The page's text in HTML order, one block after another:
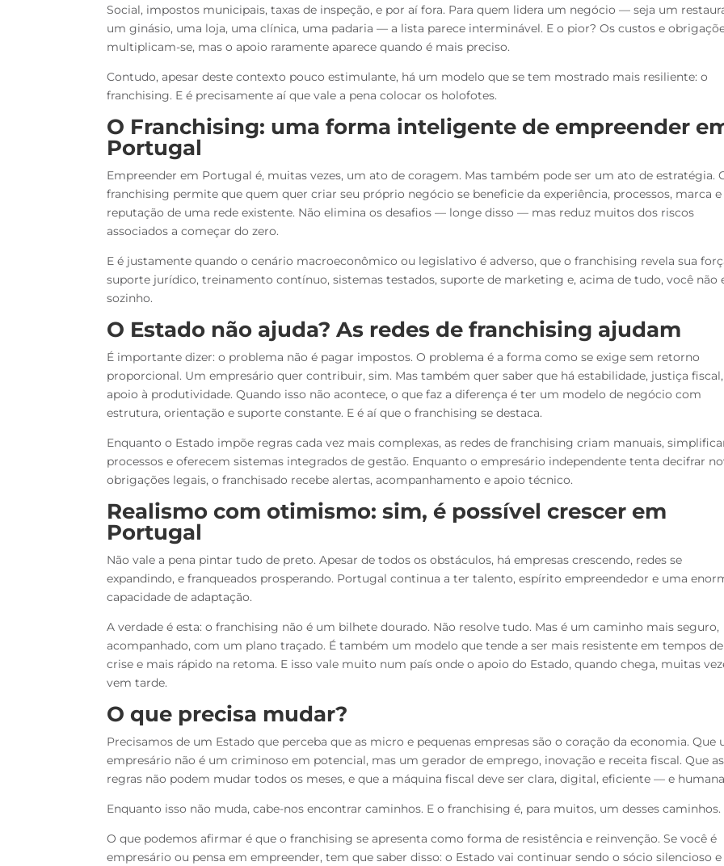
Social, impostos municipais, taxas de inspeção, e por aí fora. Para quem lidera um negócio — seja um
um ginásio, uma loja, uma clínica, uma padaria — a lista parece interminável. E o pior? Os custos e
multiplicam-se, mas o apoio raramente aparece quando é mais preciso.
Contudo, apesar deste contexto pouco estimulante, há um modelo que se tem mostrado mais resiliente: o
franchising. E é precisamente aí que vale a pena colocar os holofotes.
O Franchising: uma forma inteligente de empreender
Portugal
Empreender em Portugal é, muitas vezes, um ato de coragem. Mas também pode ser um ato de estratégia.
franchising permite que quem quer criar seu próprio negócio se beneficie da experiência, processos, marca e
reputação de uma rede existente. Não elimina os desafios — longe disso — mas reduz muitos dos riscos
associados a começar do zero.
E é justamente quando o cenário macroeconômico ou legislativo é adverso, que o franchising revela sua
suporte jurídico, treinamento contínuo, sistemas testados, suporte de marketing e, acima de tudo, você não
sozinho.
O Estado não ajuda? As redes de franchising ajudam
É importante dizer: o problema não é pagar impostos. O problema é a forma como se exige sem retorno
proporcional. Um empresário quer contribuir, sim. Mas também quer saber que há estabilidade, justiça
apoio à produtividade. Quando isso não acontece, o que faz a diferença é ter um modelo de negócio com
estrutura, orientação e suporte constante. E é aí que o franchising se destaca.
Enquanto o Estado impõe regras cada vez mais complexas, as redes de franchising criam manuais,
processos e oferecem sistemas integrados de gestão. Enquanto o empresário independente tenta decifrar
obrigações legais, o franchisado recebe alertas, acompanhamento e apoio técnico.
Realismo com otimismo: sim, é possível crescer em
Portugal
Não vale a pena pintar tudo de preto. Apesar de todos os obstáculos, há empresas crescendo, redes se
expandindo, e franqueados prosperando. Portugal continua a ter talento, espírito empreendedor e uma
capacidade de adaptação.
A verdade é esta: o franchising não é um bilhete dourado. Não resolve tudo. Mas é um caminho mais seguro,
acompanhado, com um plano traçado. É também um modelo que tende a ser mais resistente em tempos de
crise e mais rápido na retoma. E isso vale muito num país onde o apoio do Estado, quando chega, muitas
vem tarde.
O que precisa mudar?
Precisamos de um Estado que perceba que as micro e pequenas empresas são o coração da economia. Que
empresário não é um criminoso em potencial, mas um gerador de emprego, inovação e receita fiscal. Que as
regras não podem mudar todos os meses, e que a máquina fiscal deve ser clara, digital, eficiente — e
Enquanto isso não muda, cabe-nos encontrar caminhos. E o franchising é, para muitos, um desses caminhos.
O que podemos afirmar é que o franchising se apresenta como forma de resistência e reinvenção. Se você é
empresário ou pensa em empreender, tem que saber disso: o Estado vai continuar sendo o sócio silencioso e